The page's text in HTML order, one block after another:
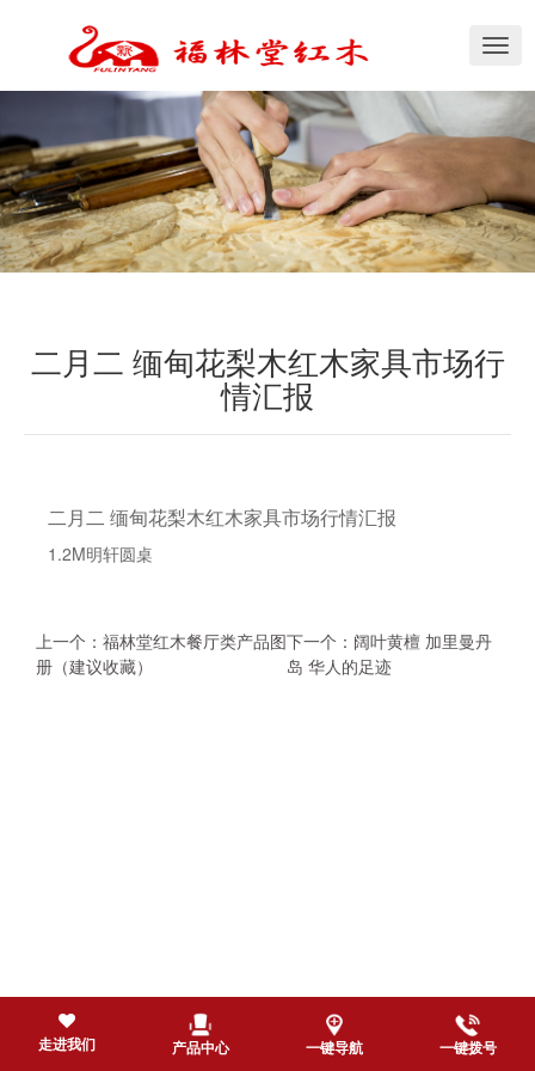
切
导
航
二月二 缅甸花梨木红木家具市场行
情汇报
二月二 缅甸花梨木红木家具市场行情汇报
1.2M明轩圆桌
上一个：福林堂红木餐厅类产品图
册（建议收藏）
下一个：阔叶黄檀 加里曼丹
岛 华人的足迹
走进我们 产品中心 一键导航 一键拨号